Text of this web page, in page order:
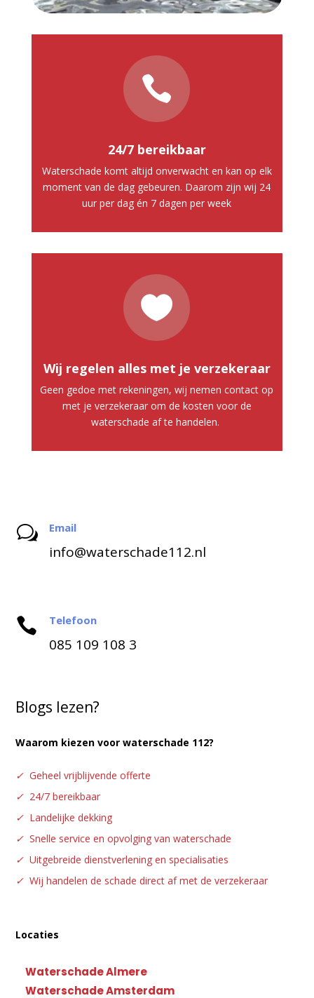

24/7 bereikbaar
Waterschade komt altijd onverwacht en kan op elk
moment van de dag gebeuren. Daarom zijn wij 24
uur per dag én 7 dagen per week

Wij regelen alles met je verzekeraar
Geen gedoe met rekeningen, wij nemen contact op
met je verzekeraar om de kosten voor de
waterschade af te handelen.
w Email
info@waterschade112.nl
 Telefoon
085 109 108 3
Blogs lezen?
Waarom kiezen voor waterschade 112?
✓ Geheel vrijblijvende offerte
✓ 24/7 bereikbaar
✓ Landelijke dekking
✓ Snelle service en opvolging van waterschade
✓ Uitgebreide dienstverlening en specialisaties
✓ Wij handelen de schade direct af met de verzekeraar
Locaties
Waterschade Almere
Waterschade Amsterdam